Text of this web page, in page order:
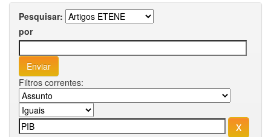
Pesquisar:
por
Filtros correntes: